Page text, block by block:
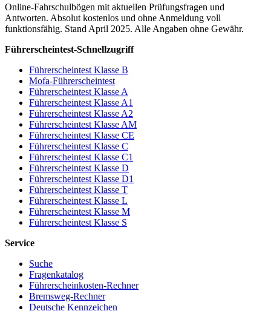
Online-Fahrschulbögen mit aktuellen Prüfungsfragen und
Antworten. Absolut kostenlos und ohne Anmeldung voll
funktionsfähig. Stand April 2025. Alle Angaben ohne Gewähr.
Führerscheintest-Schnellzugriff
Führerscheintest Klasse B
Mofa-Führerscheintest
Führerscheintest Klasse A
Führerscheintest Klasse A1
Führerscheintest Klasse A2
Führerscheintest Klasse AM
Führerscheintest Klasse CE
Führerscheintest Klasse C
Führerscheintest Klasse C1
Führerscheintest Klasse D
Führerscheintest Klasse D1
Führerscheintest Klasse T
Führerscheintest Klasse L
Führerscheintest Klasse M
Führerscheintest Klasse S
Service
Suche
Fragenkatalog
Führerscheinkosten-Rechner
Bremsweg-Rechner
Deutsche Kennzeichen